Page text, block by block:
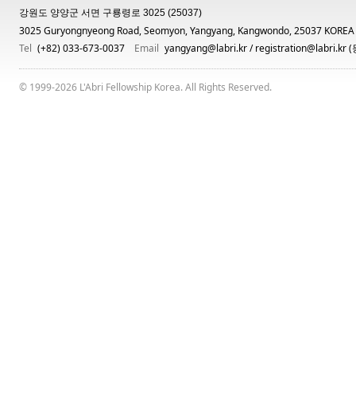
강원도 양양군 서면 구룡령로 3025 (25037)
3025 Guryongnyeong Road, Seomyon, Yangyang, Kangwondo, 25037 KOREA
Tel (+82) 033-673-0037 Email yangyang@labri.kr/registration@labri.kr(
© 1999-2026 L'Abri Fellowship Korea. All Rights Reserved.